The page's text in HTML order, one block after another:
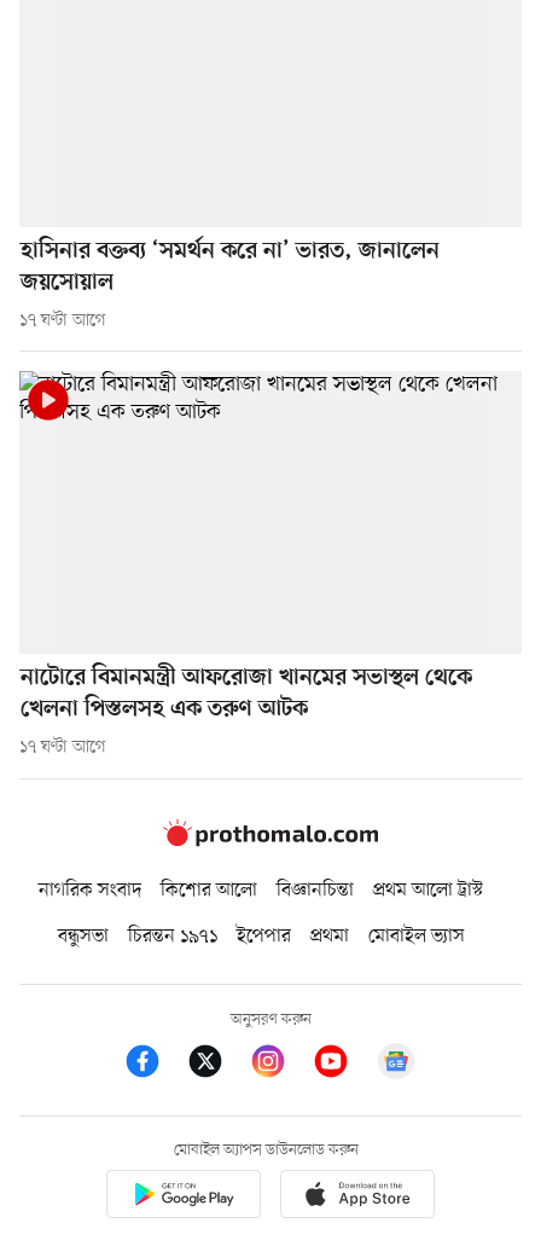
হাসিনার বক্তব্য ‘সমর্থন করে না’ ভারত, জানালেন
জয়সোয়াল
১৭ ঘণ্টা আগে
নাটোরে বিমানমন্ত্রী আফরোজা খানমের সভাস্থল থেকে
খেলনা পিস্তলসহ এক তরুণ আটক
১৭ ঘণ্টা আগে
নাগরিক সংবাদ কিশোর আলো বিজ্ঞানচিন্তা
প্রথম আলো ট্রাস্ট
বন্ধুসভা
চিরন্তন ১৯৭১ ইপেপার প্রথমা মোবাইল ভ্যাস
অনুসরণ করুন
মোবাইল অ্যাপস ডাউনলোড করুন